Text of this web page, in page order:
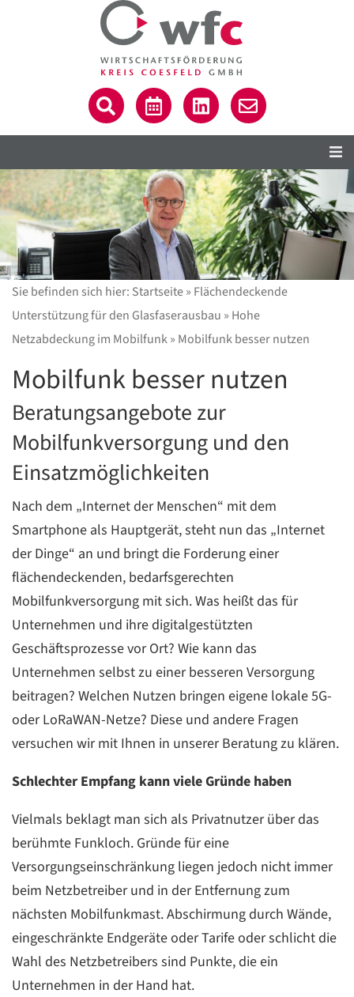
Sie befinden sich hier: Startseite» Flächendeckende
Unterstützung für den Glasfaserausbau » Hohe
Netzabdeckung im Mobilfunk» Mobilfunk besser nutzen
Mobilfunk besser nutzen
Beratungsangebote zur
Mobilfunkversorgung und den
Einsatzmöglichkeiten
Nach dem „Internet der Menschen“ mit dem
Smartphone als Hauptgerät, steht nun das „Internet
der Dinge“ an und bringt die Forderung einer
flächendeckenden, bedarfsgerechten
Mobilfunkversorgung mit sich. Was heißt das für
Unternehmen und ihre digitalgestützten
Geschäftsprozesse vor Ort? Wie kann das
Unternehmen selbst zu einer besseren Versorgung
beitragen? Welchen Nutzen bringen eigene lokale 5G-
oder LoRaWAN-Netze? Diese und andere Fragen
versuchen wir mit Ihnen in unserer Beratung zu klären.
Schlechter Empfang kann viele Gründe haben
Vielmals beklagt man sich als Privatnutzer über das
berühmte Funkloch. Gründe für eine
Versorgungseinschränkung liegen jedoch nicht immer
beim Netzbetreiber und in der Entfernung zum
nächsten Mobilfunkmast. Abschirmung durch Wände,
eingeschränkte Endgeräte oder Tarife oder schlicht die
Wahl des Netzbetreibers sind Punkte, die ein
Unternehmen in der Hand hat.